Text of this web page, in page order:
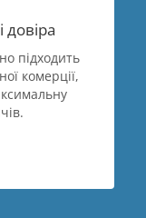
підходить
комерції,